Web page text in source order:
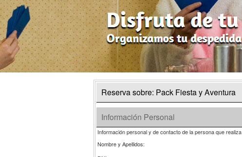
Reserva sobre: Pack Fiesta y Aventura
Información Personal
Información personal y de contacto de la persona que
Nombre y Apellidos: